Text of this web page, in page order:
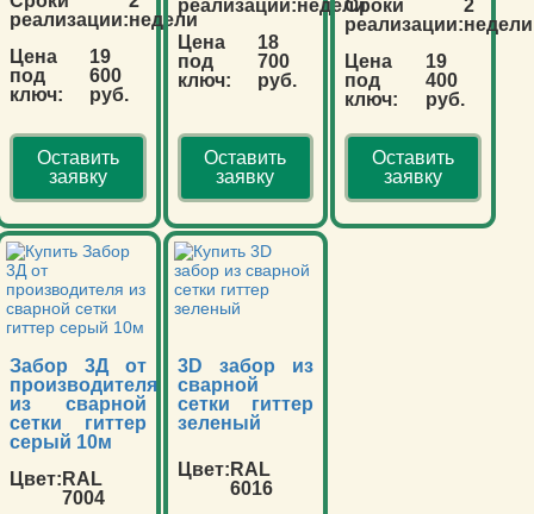
реализации:недели
Цена
под
ключ:
19
600
руб.
Оставить
заявку
реализации:недели
Цена
под
ключ:
18
700
руб.
Оставить
заявку
Сроки
реализации:
2
недели
Цена
под
ключ:
19
400
руб.
Оставить
заявку
Забор 3Д от
производителя
из сварной
сетки гиттер
серый 10м
Цвет: RAL
7004
3D забор из
сварной
сетки гиттер
зеленый
Цвет: RAL
6016